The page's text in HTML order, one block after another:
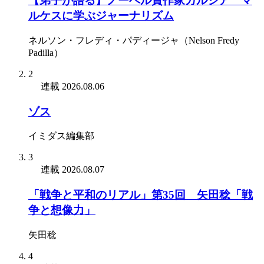
ルケスに学ぶジャーナリズム
ネルソン・フレディ・パディージャ（Nelson Fredy
Padilla）
2
連載 2026.08.06
ゾス
イミダス編集部
3
連載 2026.08.07
「戦争と平和のリアル」第35回 矢田稔「戦
争と想像力」
矢田稔
4